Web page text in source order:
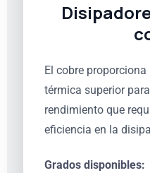
El cobre
térmica superior
rendimiento que
eficiencia en la
Grados disponibles: